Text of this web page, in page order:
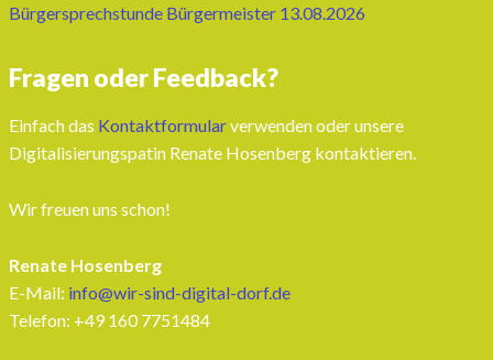
Bürgersprechstunde Bürgermeister 13.08.2026
Fragen oder Feedback?
Einfach das Kontaktformularverwenden oder unsere
Digitalisierungspatin Renate Hosenberg kontaktieren.
Wir freuen uns schon!
Renate Hosenberg
E-Mail: info@wir-sind-digital-dorf.de
Telefon: ‭+49 160 7751484‬